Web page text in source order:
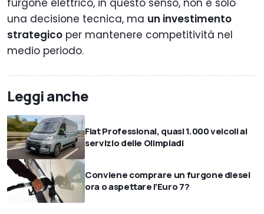
furgone elettrico, in questo senso, non è solo
una decisione tecnica, ma un investimento
strategico per mantenere competitività nel
medio periodo.
Leggi anche
Fiat Professional, quasi 1.000 veicoli al
servizio delle Olimpiadi
Conviene comprare un furgone diesel
ora o aspettare l’Euro 7?